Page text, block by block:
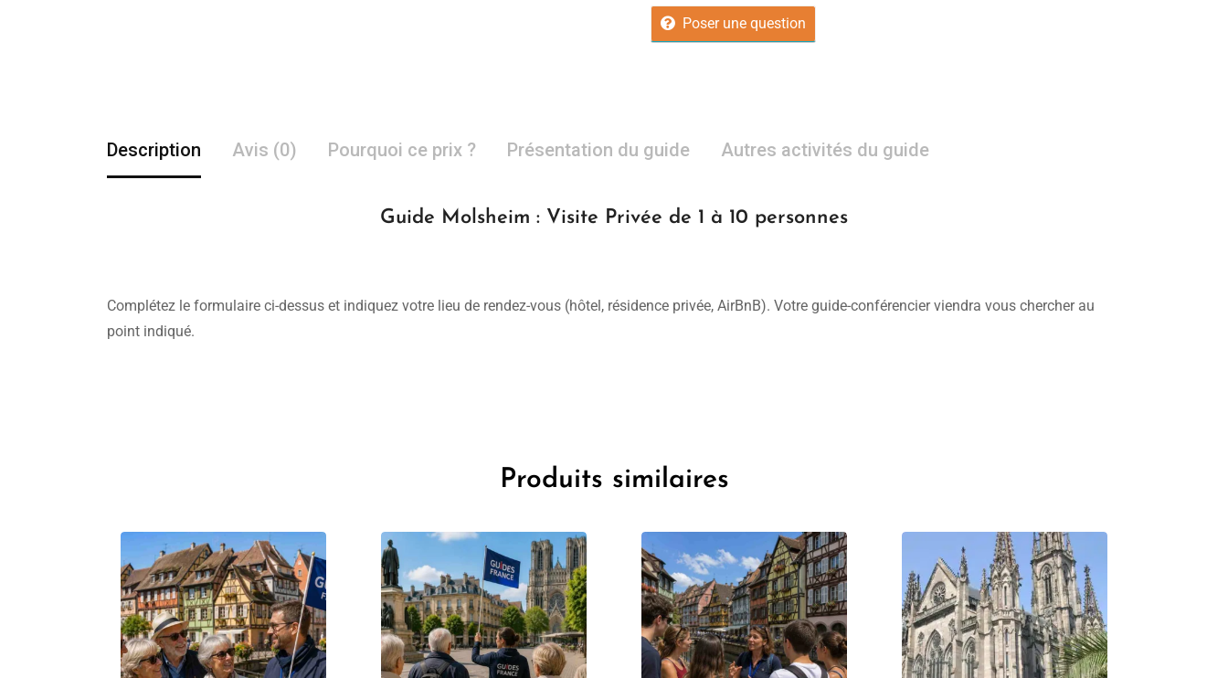
Poser une question
Description Avis (0) Pourquoi ce prix ? Présentation du guide Autres activités du guide
Guide Molsheim : Visite Privée de 1 à 10 personnes
Complétez le formulaire ci-dessus et indiquez votre lieu de rendez-vous (hôtel, résidence privée, AirBnB). Votre guide-conférencier viendra vous chercher au
point indiqué.
Produits similaires